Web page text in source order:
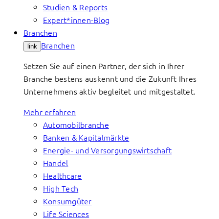
Studien & Reports
Expert*innen-Blog
Branchen
link Branchen
Setzen Sie auf einen Partner, der sich in Ihrer
Branche bestens auskennt und die Zukunft Ihres
Unternehmens aktiv begleitet und mitgestaltet.
Mehr erfahren
Automobilbranche
Banken & Kapitalmärkte
Energie- und Versorgungswirtschaft
Handel
Healthcare
High Tech
Konsumgüter
Life Sciences